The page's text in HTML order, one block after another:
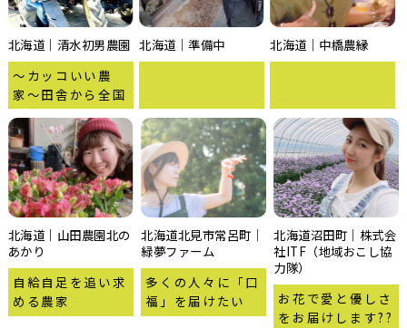
北海道｜清水初男農園
〜カッコいい農
家〜田舎から全国
へ絶品野菜を届け
ます！
北海道｜準備中 北海道｜中橋農縁
北海道｜山田農園北の
あかり
自給自足を追い求
める農家
北海道北見市常呂町｜
緑夢ファーム
多くの人々に「口
福」を届けたい
北海道沼田町｜株式会
社ITF（地域おこし協
力隊）
お花で愛と優しさ
をお届けします??